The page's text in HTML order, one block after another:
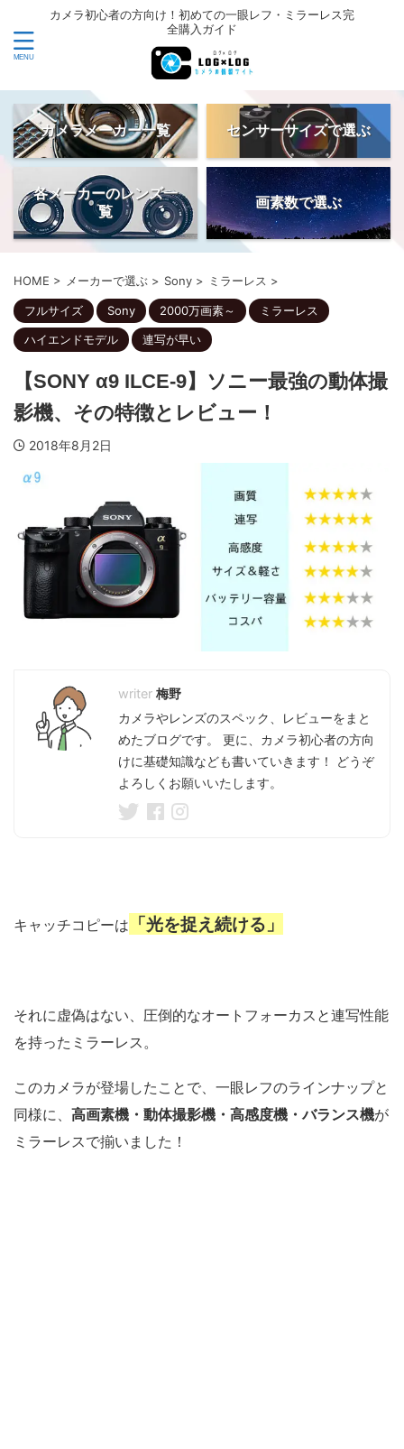
カメラ初心者の方向け！初めての一眼レフ・ミラーレス完
全購入ガイド
カメラメーカー一覧 センサーサイズで選ぶ
各メーカーのレンズ一
覧
画素数で選ぶ
HOME > メーカーで選ぶ > Sony > ミラーレス >
フルサイズ Sony 2000万画素～
ミラーレス
ハイエンドモデル
連写が早い
【SONY α9 ILCE-9】ソニー最強の動体撮
影機、その特徴とレビュー！
2018年8月2日
梅野
カメラやレンズのスペック、レビューをまと
めたブログです。 更に、カメラ初心者の方向
けに基礎知識なども書いていきます！ どうぞ
よろしくお願いいたします。
キャッチコピーは 「光を捉え続ける」
それに虚偽はない、圧倒的なオートフォーカスと連写性能
を持ったミラーレス。
このカメラが登場したことで、一眼レフのラインナップと
同様に、 高画素機・動体撮影機・高感度機・バランス機が
ミラーレスで揃いました！